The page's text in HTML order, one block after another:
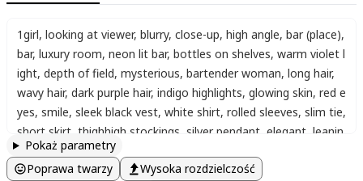
1girl, looking at viewer, blurry, close-up, high angle, bar (place),
bar, luxury room, neon lit bar, bottles on shelves, warm violet l
ight, depth of field, mysterious, bartender woman, long hair,
wavy hair, dark purple hair, indigo highlights, glowing skin, red e
yes, smile, sleek black vest, white shirt, rolled sleeves, slim tie,
short skirt thighhigh stockings silver pendant elegant leanin
g forward, hand on cheek
wer garnish, neon lights, dynamic pose, dynamic angle
Pokaż parametry
Poprawa twarzy
Wysoka rozdzielczość